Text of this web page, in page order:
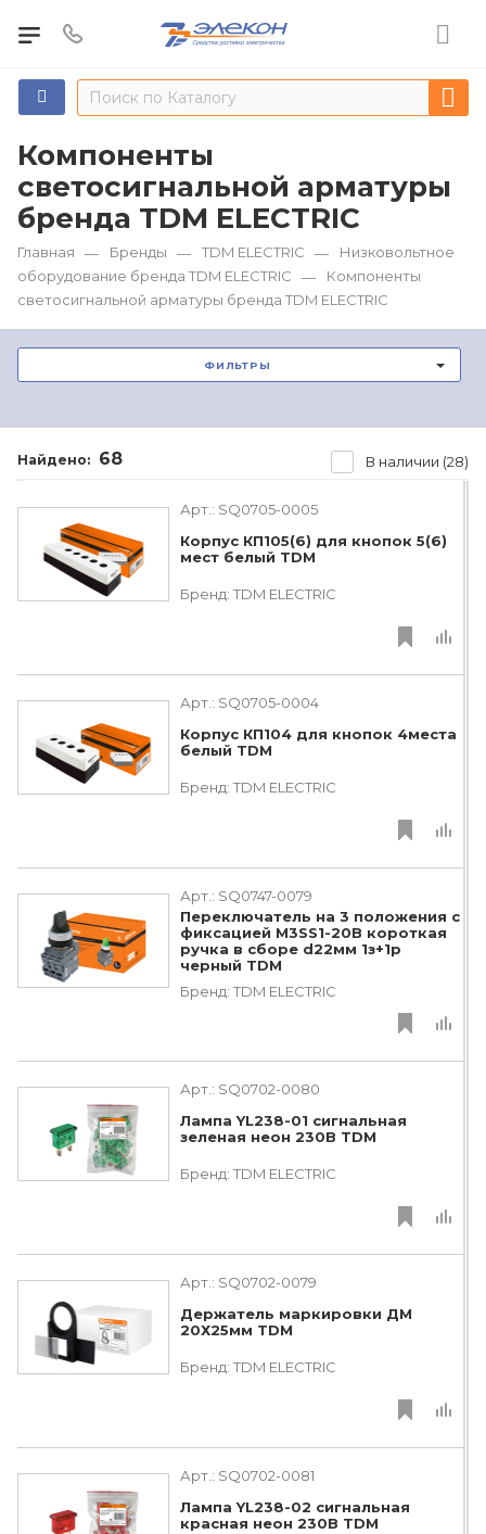
Компоненты
светосигнальной арматуры
бренда TDM ЕLECTRIC
Главная — Бренды — TDM ЕLECTRIC —
Низковольтное
оборудование бренда TDM ЕLECTRIC
—
Компоненты
светосигнальной арматуры бренда TDM ЕLECTRIC
ФИЛЬТРЫ
Найдено: 68 В наличии (28)
Арт.: SQ0705-0005
Корпус КП105(6) для кнопок 5(6)
мест белый TDM
Бренд: TDM ЕLECTRIC
Арт.: SQ0705-0004
Корпус КП104 для кнопок 4места
белый TDM
Бренд: TDM ЕLECTRIC
Арт.: SQ0747-0079
Переключатель на 3 положения с
фиксацией M3SS1-20B короткая
ручка в сборе d22мм 1з+1р
черный TDM
Бренд: TDM ЕLECTRIC
Арт.: SQ0702-0080
Лампа YL238-01 сигнальная
зеленая неон 230В TDM
Бренд: TDM ЕLECTRIC
Арт.: SQ0702-0079
Держатель маркировки ДМ
20Х25мм TDM
Бренд: TDM ЕLECTRIC
Арт.: SQ0702-0081
Лампа YL238-02 сигнальная
красная неон 230В TDM